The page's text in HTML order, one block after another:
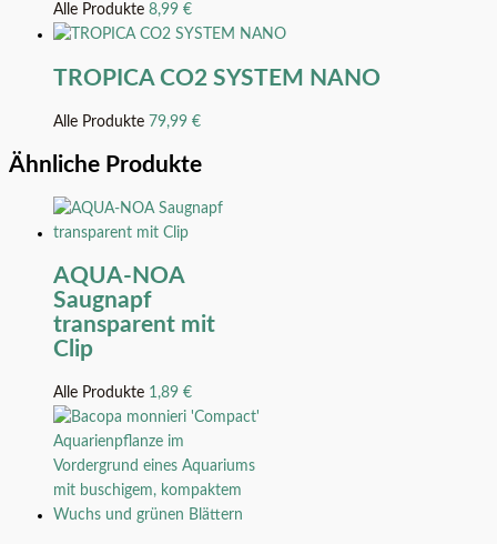
Alle Produkte 8,99 €
TROPICA CO2 SYSTEM NANO
Alle Produkte 79,99 €
Ähnliche Produkte
AQUA-NOA
Saugnapf
transparent mit
Clip
Alle Produkte 1,89 €